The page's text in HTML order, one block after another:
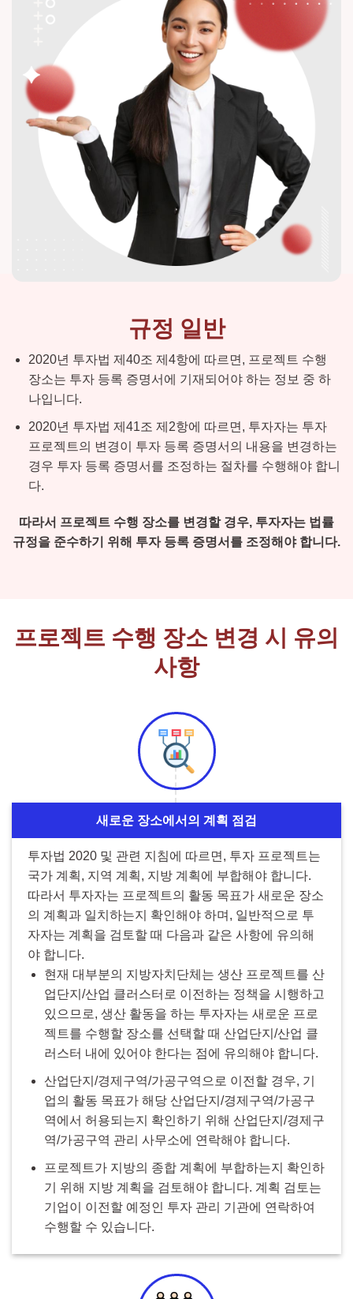
규정 일반
2020년 투자법 제40조 제4항에 따르면, 프로젝트 수행
장소는 투자 등록 증명서에 기재되어야 하는 정보 중 하
나입니다.
2020년 투자법 제41조 제2항에 따르면, 투자자는 투자
프로젝트의 변경이 투자 등록 증명서의 내용을 변경하는
경우 투자 등록 증명서를 조정하는 절차를 수행해야 합니
다.
따라서 프로젝트 수행 장소를 변경할 경우, 투자자는 법률
규정을 준수하기 위해 투자 등록 증명서를 조정해야 합니다.
프로젝트 수행 장소 변경 시 유의
사항
새로운 장소에서의 계획 점검
투자법 2020 및 관련 지침에 따르면, 투자 프로젝트는
국가 계획, 지역 계획, 지방 계획에 부합해야 합니다.
따라서 투자자는 프로젝트의 활동 목표가 새로운 장소
의 계획과 일치하는지 확인해야 하며, 일반적으로 투
자자는 계획을 검토할 때 다음과 같은 사항에 유의해
야 합니다.
현재 대부분의 지방자치단체는 생산 프로젝트를 산
업단지/산업 클러스터로 이전하는 정책을 시행하고
있으므로, 생산 활동을 하는 투자자는 새로운 프로
젝트를 수행할 장소를 선택할 때 산업단지/산업 클
러스터 내에 있어야 한다는 점에 유의해야 합니다.
산업단지/경제구역/가공구역으로 이전할 경우, 기
업의 활동 목표가 해당 산업단지/경제구역/가공구
역에서 허용되는지 확인하기 위해 산업단지/경제구
역/가공구역 관리 사무소에 연락해야 합니다.
프로젝트가 지방의 종합 계획에 부합하는지 확인하
기 위해 지방 계획을 검토해야 합니다. 계획 검토는
기업이 이전할 예정인 투자 관리 기관에 연락하여
수행할 수 있습니다.